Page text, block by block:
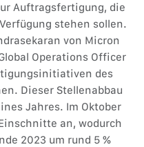
Auftragsfertigung, die
stehen sollen.
von Micron
Operations Officer
des
Dieser Stellenabbau
Jahres. Im Oktober
an, wodurch
2023 um rund 5 %